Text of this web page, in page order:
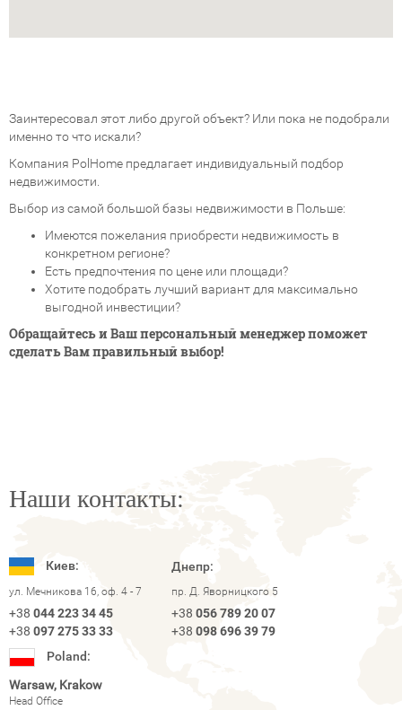
Заинтересовал этот либо другой объект? Или пока не подобрали
именно то что искали?
Компания PolHome предлагает индивидуальный подбор
недвижимости.
Выбор из самой большой базы недвижимости в Польше:
Имеются пожелания приобрести недвижимость в
конкретном регионе?
Есть предпочтения по цене или площади?
Хотите подобрать лучший вариант для максимально
выгодной инвестиции?
Обращайтесь и Ваш персональный менеджер поможет
сделать Вам правильный выбор!
Наши контакты:
Киев:
ул. Мечникова 16, оф. 4 - 7
+38 044 223 34 45
+38 097 275 33 33
Днепр:
пр. Д. Яворницкого 5
+38 056 789 20 07
+38 098 696 39 79
Poland:
Warsaw, Krakow
Head Office